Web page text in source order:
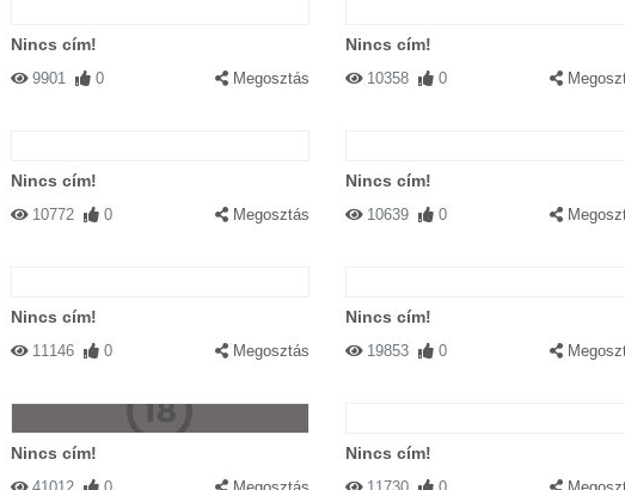
Nincs cím!
9901 0 Megosztás
Nincs cím!
10358 0
Nincs cím!
10772 0 Megosztás
Nincs cím!
10639 0
Nincs cím!
11146 0 Megosztás
Nincs cím!
19853 0
Nincs cím! Nincs cím!